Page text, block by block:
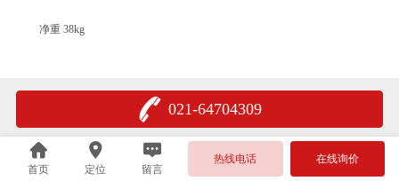
净重 38kg
021-64704309
首页 定位 留言
热线电话 在线询价